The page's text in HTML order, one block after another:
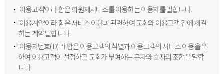
'이용고객'이라 함은 회원제서비스를 이용하는 이용자를 말합니다.
'이용계약'이라 함은 서비스 이용과 관련하여 교회와 이용고객 간에 체결
하는 계약 말합니다.
'이용자번호(ID)'라 함은 이용고객의 식별과 이용고객의 서비스 이용을 위
하여 이용고객이 선정하고 교회가 부여하는 문자와 숫자의 조합을 말합
니다.